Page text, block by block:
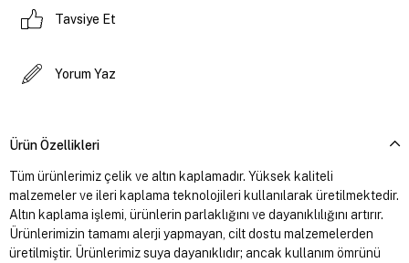
Tavsiye Et
Yorum Yaz
Ürün Özellikleri
Tüm ürünlerimiz çelik ve altın kaplamadır. Yüksek kaliteli
malzemeler ve ileri kaplama teknolojileri kullanılarak üretilmektedir.
Altın kaplama işlemi, ürünlerin parlaklığını ve dayanıklılığını artırır.
Ürünlerimizin tamamı alerji yapmayan, cilt dostu malzemelerden
üretilmiştir. Ürünlerimiz suya dayanıklıdır; ancak kullanım ömrünü